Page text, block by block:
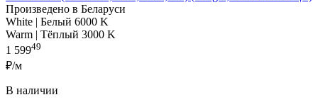
Произведено в Беларуси
White | Белый 6000 K
Warm | Тёплый 3000 K
1 59949
₽/м
В наличии